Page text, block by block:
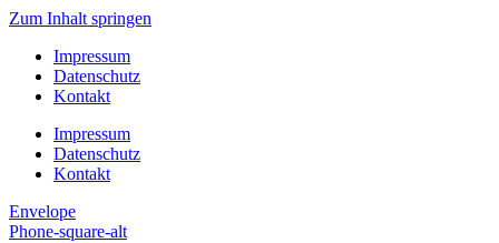
Zum Inhalt springen
Impressum
Datenschutz
Kontakt
Impressum
Datenschutz
Kontakt
Envelope
Phone-square-alt